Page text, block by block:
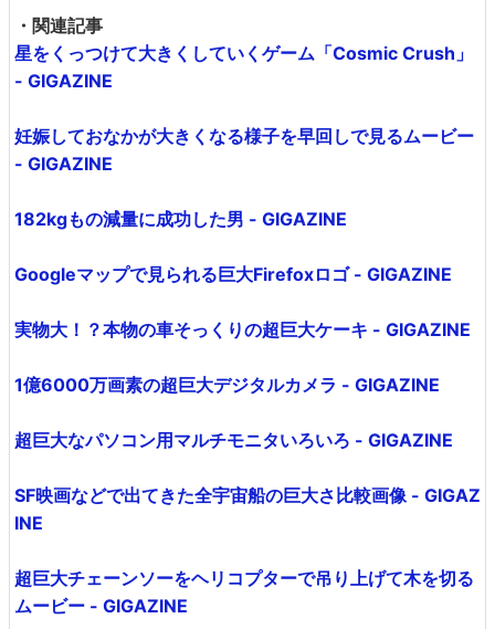
・関連記事
星をくっつけて大きくしていくゲーム「Cosmic Crush」
- GIGAZINE
妊娠しておなかが大きくなる様子を早回しで見るムービー
- GIGAZINE
182kgもの減量に成功した男 - GIGAZINE
Googleマップで見られる巨大Firefoxロゴ - GIGAZINE
実物大！？本物の車そっくりの超巨大ケーキ - GIGAZINE
1億6000万画素の超巨大デジタルカメラ - GIGAZINE
超巨大なパソコン用マルチモニタいろいろ - GIGAZINE
SF映画などで出てきた全宇宙船の巨大さ比較画像 - GIGAZ
INE
超巨大チェーンソーをヘリコプターで吊り上げて木を切る
ムービー - GIGAZINE